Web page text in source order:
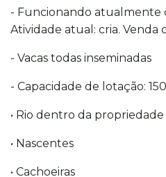
- Funcionando atualmente
Atividade atual: cria. Venda
- Vacas todas inseminadas
- Capacidade de lotação:
• Rio dentro da propriedade
• Nascentes
• Cachoeiras